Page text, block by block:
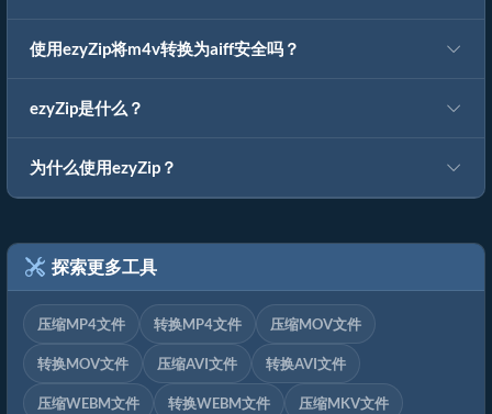
使用ezyZip将m4v转换为aiff安全吗？
ezyZip是什么？
为什么使用ezyZip？
探索更多工具
压缩MP4文件 转换MP4文件 压缩MOV文件
转换MOV文件 压缩AVI文件 转换AVI文件
压缩WEBM文件 转换WEBM文件 压缩MKV文件